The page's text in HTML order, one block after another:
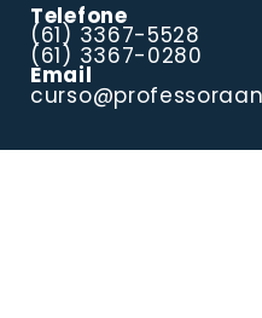
Telefone
(61) 3367-5528
(61) 3367-0280
Email